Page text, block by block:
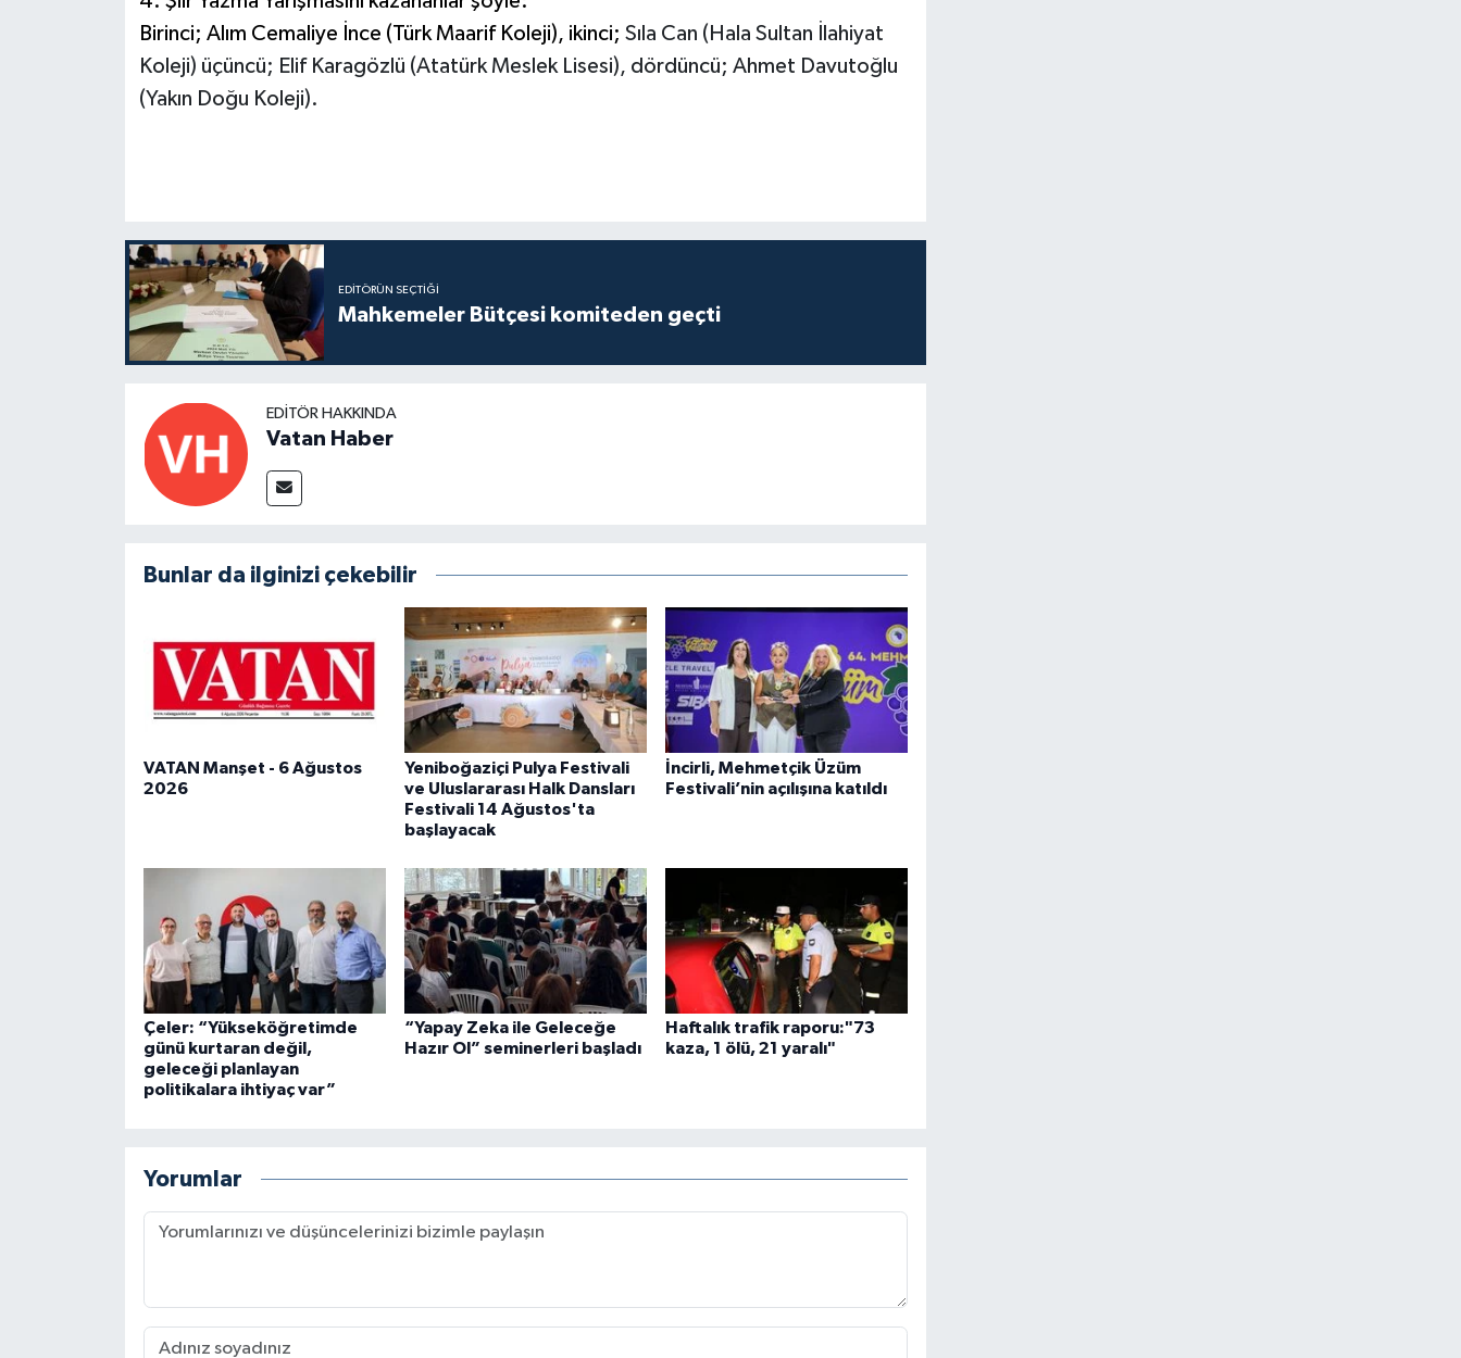
Birinci; Alım Cemaliye İnce (Türk Maarif Koleji), ikinci; Sıla Can (Hala Sultan İlahiyat
Koleji) üçüncü; Elif Karagözlü (Atatürk Meslek Lisesi), dördüncü; Ahmet Davutoğlu
(Yakın Doğu Koleji).
EDITÖRÜN SEÇTIĞI
Mahkemeler Bütçesi komiteden geçti
EDITÖR HAKKINDA
Vatan Haber
Bunlar da ilginizi çekebilir
VATAN Manşet - 6 Ağustos
2026
Yeniboğaziçi Pulya Festivali
ve Uluslararası Halk Dansları
Festivali 14 Ağustos'ta
başlayacak
İncirli, Mehmetçik Üzüm
Festivali’nin açılışına katıldı
Çeler: “Yükseköğretimde
günü kurtaran değil,
geleceği planlayan
politikalara ihtiyaç var”
“Yapay Zeka ile Geleceğe
Hazır Ol” seminerleri başladı
Haftalık trafik raporu:"73
kaza, 1 ölü, 21 yaralı"
Yorumlar